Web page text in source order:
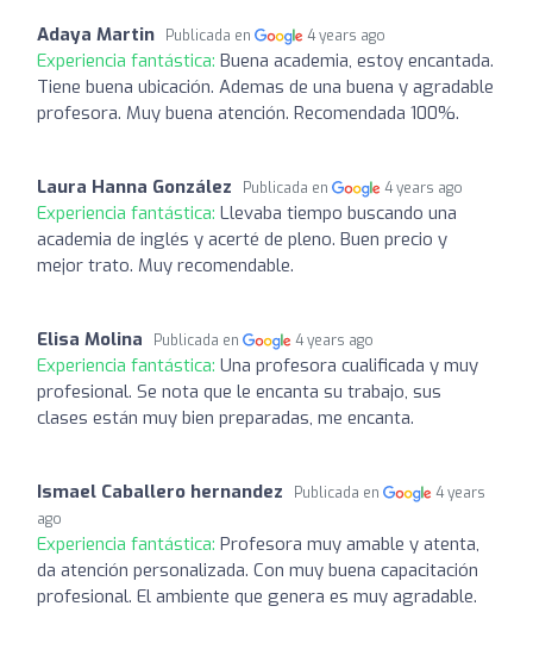
Adaya Martin Publicada en 4 years ago
Experiencia fantástica: Buena academia, estoy encantada.
Tiene buena ubicación. Ademas de una buena y agradable
profesora. Muy buena atención. Recomendada 100%.
Laura Hanna González Publicada en 4 years ago
Experiencia fantástica: Llevaba tiempo buscando una
academia de inglés y acerté de pleno. Buen precio y
mejor trato. Muy recomendable.
Elisa Molina Publicada en 4 years ago
Experiencia fantástica: Una profesora cualificada y muy
profesional. Se nota que le encanta su trabajo, sus
clases están muy bien preparadas, me encanta.
Ismael Caballero hernandez Publicada en
4 years
ago
Experiencia fantástica: Profesora muy amable y atenta,
da atención personalizada. Con muy buena capacitación
profesional. El ambiente que genera es muy agradable.